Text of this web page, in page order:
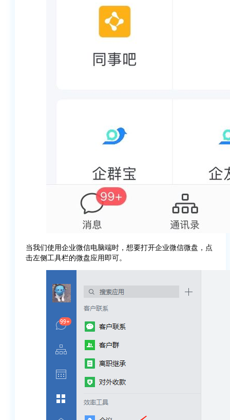
当我们使用企业微信电脑端时，想要打开企业微信微盘，点
击左侧工具栏的微盘应用即可。